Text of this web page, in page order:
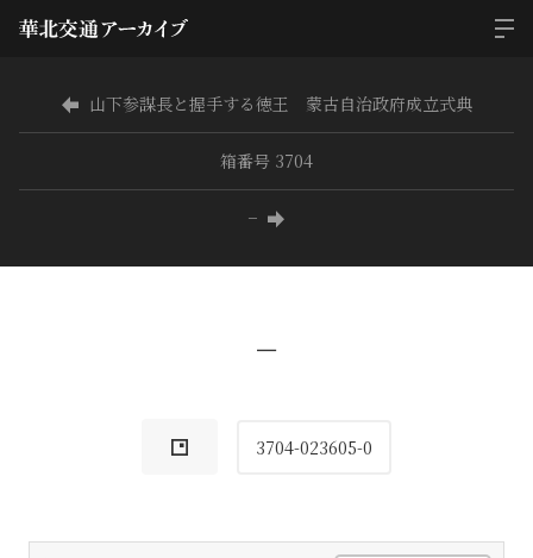
山下参謀長と握手する徳王 蒙古自治政府成立式典
箱番号 3704
−
−
3704-023605-0